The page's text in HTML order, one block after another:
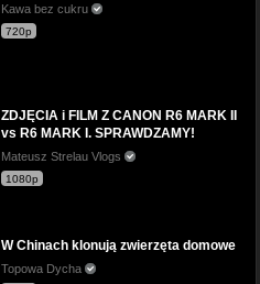
Kawa bez cukru
720p
ZDJĘCIA i FILM Z CANON R6 MARK II
vs R6 MARK I. SPRAWDZAMY!
Mateusz Strelau Vlogs
1080p
W Chinach klonują zwierzęta domowe
Topowa Dycha